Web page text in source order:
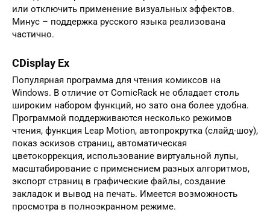
или отключить применение визуальных эффектов.
Минус – поддержка русского языка реализована
частично.
CDisplay Ex
Популярная программа для чтения комиксов на
Windows. В отличие от ComicRack не обладает столь
широким набором функций, но зато она более удобна.
Программой поддерживаются несколько режимов
чтения, функция Leap Motion, автопрокрутка (слайд-шоу),
показ эскизов страниц, автоматическая
цветокоррекция, использование виртуальной лупы,
масштабирование с применением разных алгоритмов,
экспорт страниц в графические файлы, создание
закладок и вывод на печать. Имеется возможность
просмотра в полноэкранном режиме.